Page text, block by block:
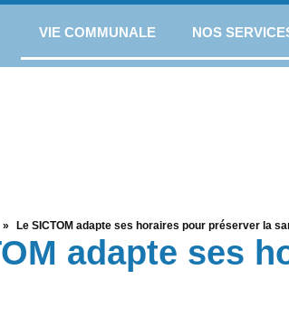
VIE COMMUNALE NOS
» Le SICTOM adapte ses horaires pour préserver la
adapte ses